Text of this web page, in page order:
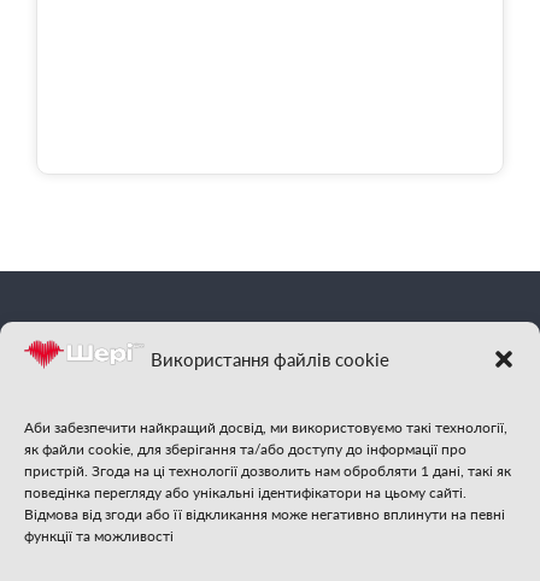
Використання файлів cookie
Аби забезпечити найкращий досвід, ми використовуємо такі технології,
як файли cookie, для зберігання та/або доступу до інформації про
пристрій. Згода на ці технології дозволить нам обробляти 1 дані, такі як
поведінка перегляду або унікальні ідентифікатори на цьому сайті.
Відмова від згоди або її відкликання може негативно вплинути на певні
функції та можливості
Шері
| Відчуй